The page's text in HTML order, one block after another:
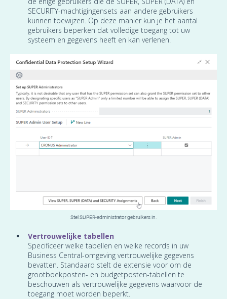
SECURITY-machtigingensets aan andere gebruikers
kunnen toewijzen. Op deze manier kun je het aantal
gebruikers beperken dat volledige toegang tot uw
systeem en gegevens heeft en kan verlenen.
Stel SUPER-administrator gebruikers in.
Vertrouwelijke tabellen
Specificeer welke tabellen en welke records in uw
Business Central-omgeving vertrouwelijke gegevens
bevatten. Standaard stelt de extensie voor om de
grootboekposten- en budgetposten-tabellen te
beschouwen als vertrouwelijke gegevens waarvoor de
toegang moet worden beperkt.